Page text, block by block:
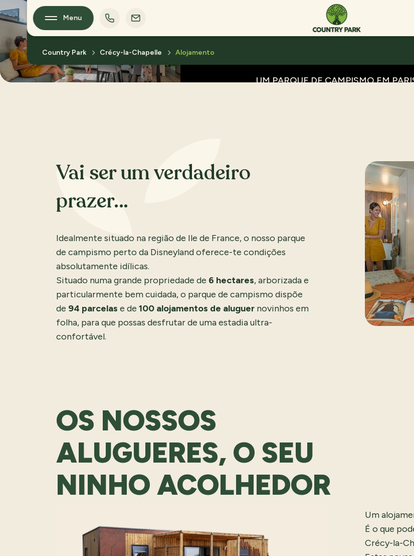
Menu
Country Park Crécy-la-Chapelle Alojamento
UM PARQUE DE CAMPISMO EM
Vai ser um verdadeiro
prazer…
Idealmente situado na região de Ile de France, o nosso parque
de campismo perto da Disneyland oferece-te condições
absolutamente idílicas.
Situado numa grande propriedade de 6 hectares, arborizada e
particularmente bem cuidada, o parque de campismo dispõe
de 94 parcelas e de 100 alojamentos de aluguer novinhos em
folha, para que possas desfrutar de uma estadia ultra-
confortável.
OS NOSSOS
ALUGUERES, O SEU
NINHO ACOLHEDOR
Um
É o que
Crécy-la-